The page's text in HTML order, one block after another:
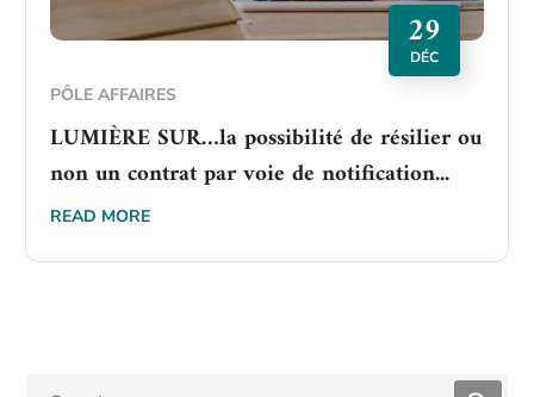
29
DÉC
PÔLE AFFAIRES
LUMIÈRE SUR…la possibilité de résilier ou
non un contrat par voie de notification...
READ MORE